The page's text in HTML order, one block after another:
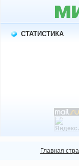
СТАТИСТИКА
Главная